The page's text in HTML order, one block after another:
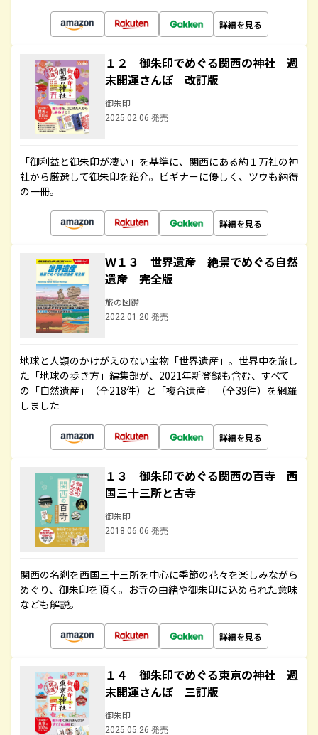
詳細を見る
１２ 御朱印でめぐる関西の神社 週
末開運さんぽ 改訂版
御朱印
2025.02.06 発売
「御利益と御朱印が凄い」を基準に、関西にある約１万社の神
社から厳選して御朱印を紹介。ビギナーに優しく、ツウも納得
の一冊。
詳細を見る
Ｗ１３ 世界遺産 絶景でめぐる自然
遺産 完全版
旅の図鑑
2022.01.20 発売
地球と人類のかけがえのない宝物「世界遺産」。世界中を旅し
た「地球の歩き方」編集部が、2021年新登録も含む、すべて
の「自然遺産」（全218件）と「複合遺産」（全39件）を網羅
しました
詳細を見る
１３ 御朱印でめぐる関西の百寺 西
国三十三所と古寺
御朱印
2018.06.06 発売
関西の名刹を西国三十三所を中心に季節の花々を楽しみながら
めぐり、御朱印を頂く。お寺の由緒や御朱印に込められた意味
なども解説。
詳細を見る
１４ 御朱印でめぐる東京の神社 週
末開運さんぽ 三訂版
御朱印
2025.05.26 発売